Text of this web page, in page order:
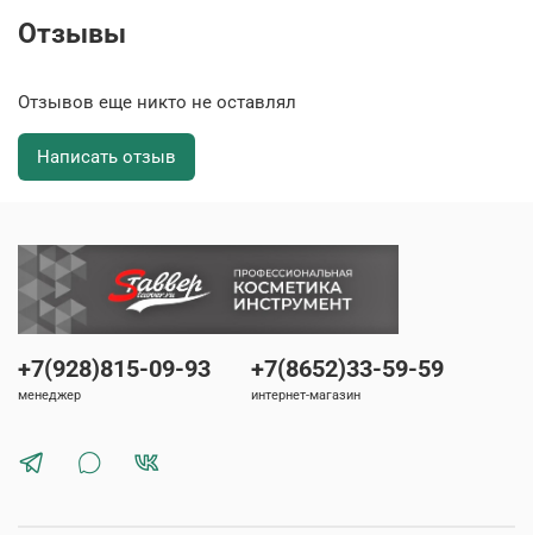
Отзывы
Отзывов еще никто не оставлял
Написать отзыв
+7(928)815-09-93
менеджер
+7(8652)33-59-59
интернет-магазин